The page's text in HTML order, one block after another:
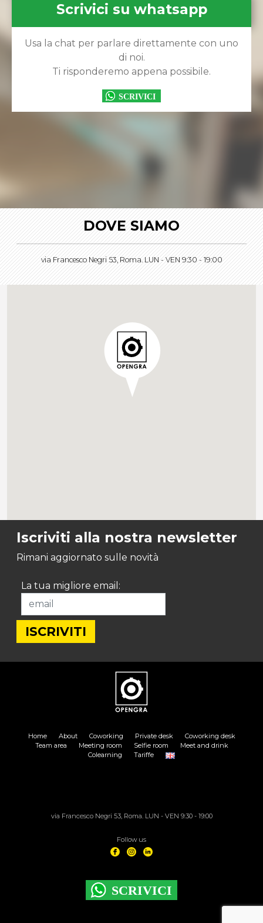
Scrivici su whatsapp
Usa la chat per parlare direttamente con uno
di noi.
Ti risponderemo appena possibile.
DOVE SIAMO
via Francesco Negri 53, Roma. LUN - VEN 9:30 - 19:00
Iscriviti alla nostra newsletter
Rimani aggiornato sulle novità
La tua migliore email:
Home About Coworking Private desk
Coworking desk
Team area
Meeting room Selfie room
Meet and drink
Colearning
Tariffe
via Francesco Negri 53, Roma. LUN - VEN 9:30 - 19:00
Follow us